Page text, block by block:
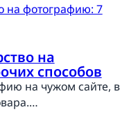
на
способов
на чужом сайте, в